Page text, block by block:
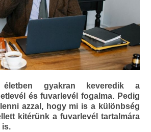
gyakran keveredik a
és fuvarlevél fogalma. Pedig
azzal, hogy mi is a különbség
kitérünk a fuvarlevél tartalmára
is.